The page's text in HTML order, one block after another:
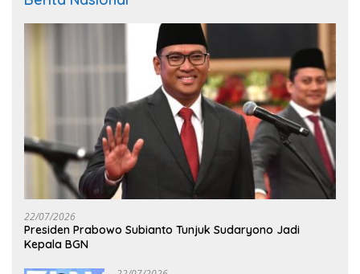
22/07/2026
Presiden Prabowo Subianto Tunjuk Sudaryono Jadi
Kepala BGN